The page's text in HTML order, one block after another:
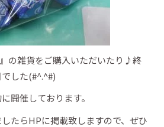
の雑貨をご購入いただいたり♪終
した(#^.^#)
開催しております。
たらHPに掲載致しますので、ぜひ